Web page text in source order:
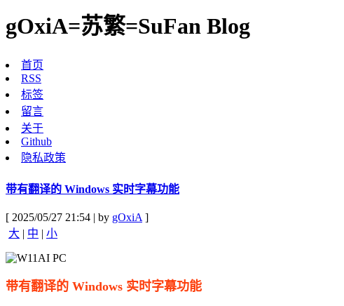
gOxiA=苏繁=SuFan Blog
首页
RSS
标签
留言
关于
Github
隐私政策
带有翻译的 Windows 实时字幕功能
[ 2025/05/27 21:54 | by gOxiA]
大 | 中 | 小
带有翻译的 Windows 实时字幕功能